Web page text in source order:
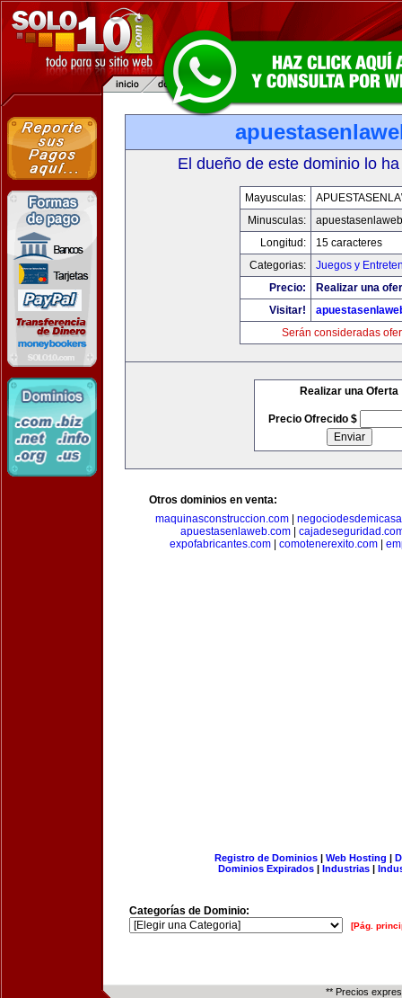
El dueño de este dominio lo
Mayusculas:
Minusculas:
Longitud:
15 caracteres
Categorias:
Juegos y
Precio:
Realizar una
Visitar!
Serán consideradas
Realizar una Oferta
Precio Ofrecido $
Otros dominios en venta:
maquinasconstruccion.com
apuestasenlaweb.com
expofabricantes.com| comotenerexito.com|
Registro de Dominios| Web Hosting |
Dominios Expirados | Industrias |
Categorías de Dominio:
[Pág.
** Precios